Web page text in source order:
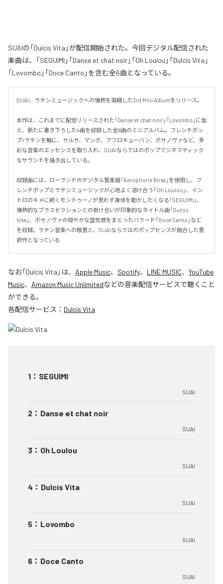
SUAIの「Dulcis Vita」が配信開始された。今回デジタル配信された
楽曲は、「SEGUIMI」「Danse et chat noir」「Oh Loulou」「Dulcis Vita」
「Lovombo」「Doce Canto」を含む全6曲となっている。
SUAI、ラテンミュージックへの情熱を凝縮した3rd Mini Albumをリリース。
本作は、これまでに配信リリースされた「Danse et chat noir」「Lovombo」に加
え、新たに書き下ろした4曲を収録した全6曲のミニアルバム。フレンチポッ
プ×ラテンを軸に、サルサ、マンボ、アフロキューバン、ボサノヴァなど、多
彩な音楽のエッセンスを取り入れ、SUAIならではのポップでシネマティック
なサウンドを描き出している。
収録曲には、ローランドのデジタル管楽器「Aerophone Brisa」を使用し、フ
レンチポップとラテンミュージックが心地よく溶け合う「Oh Loulou」、イン
トロのキメに続くモントゥーノが思わず身体を動かしたくなる「SEGUIMI」、
情熱的なブラスセクションとの掛け合いが印象的なタイトル曲「Dulcis
Vita」、ボサノヴァの穏やかな空気感をまとったバラード「Doce Canto」など
を収録。ラテン音楽への敬意と、SUAIならではのポップセンスが融合した意
欲作となっている
なお「Dulcis Vita 」は、 Apple Music、 Spotify、 LINE MUSIC、 YouTube
Music、 Amazon Music Unlimitedなどの音楽配信サービスで聴くこと
ができる。
各配信サービス： Dulcis Vita
1 ： SEGUIMI
SUAI
2 ： Danse et chat noir
SUAI
3 ： Oh Loulou
SUAI
4 ： Dulcis Vita
SUAI
5 ： Lovombo
SUAI
6 ： Doce Canto
SUAI